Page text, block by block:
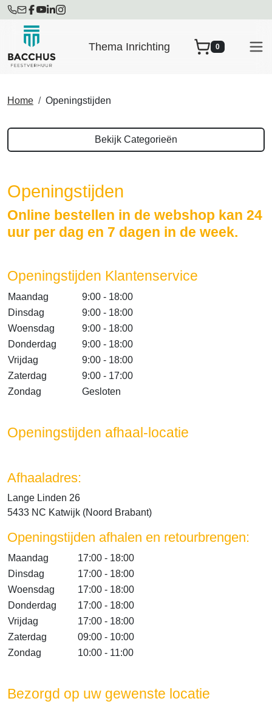
Thema Inrichting
winkelwagen
0
Home Openingstijden
Bekijk Categorieën
Openingstijden
Online bestellen in de webshop kan 24
uur per dag en 7 dagen in de week.
Openingstijden Klantenservice
Maandag
9:00 - 18:00
Dinsdag
9:00 - 18:00
Woensdag
9:00 - 18:00
Donderdag
9:00 - 18:00
Vrijdag
9:00 - 18:00
Zaterdag
9:00 - 17:00
Zondag
Gesloten
Openingstijden afhaal-locatie
Afhaaladres:
Lange Linden 26
5433 NC Katwijk (Noord Brabant)
Openingstijden afhalen en retourbrengen:
Maandag
17:00 - 18:00
Dinsdag
17:00 - 18:00
Woensdag
17:00 - 18:00
Donderdag
17:00 - 18:00
Vrijdag
17:00 - 18:00
Zaterdag
09:00 - 10:00
Zondag
10:00 - 11:00
Bezorgd op uw gewenste locatie